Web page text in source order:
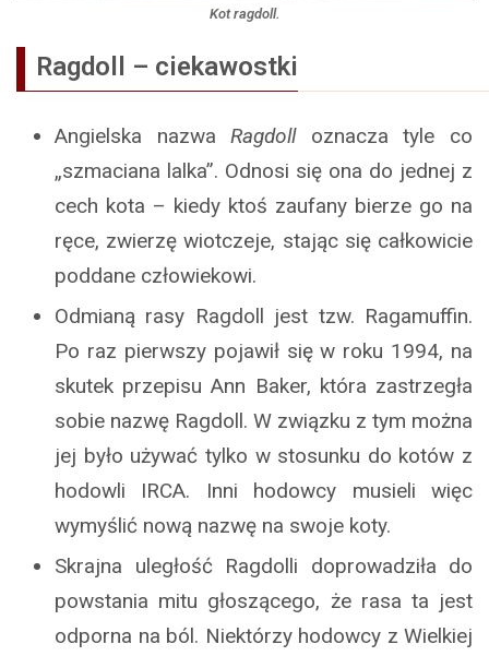
Kot ragdoll.
Ragdoll – ciekawostki
Angielska nazwaRagdolloznacza tyle co
„szmaciana lalka”. Odnosi się ona do jednej z
cech kota – kiedy ktoś zaufany bierze go na
ręce, zwierzę wiotczeje, stając się całkowicie
poddane człowiekowi.
Odmianą rasy Ragdoll jest tzw. Ragamuffin.
Po raz pierwszy pojawił się w roku 1994, na
skutek przepisu Ann Baker, która zastrzegła
sobie nazwę Ragdoll. W związku z tym można
jej było używać tylko w stosunku do kotów z
hodowli IRCA. Inni hodowcy musieli więc
wymyślić nową nazwę na swoje koty.
Skrajna uległość Ragdolli doprowadziła do
powstania mitu głoszącego, że rasa ta jest
odporna na ból. Niektórzy hodowcy z Wielkiej